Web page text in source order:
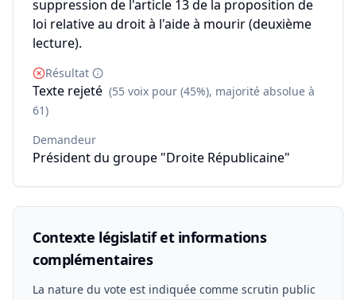
suppression de l'article 13 de la proposition de
loi relative au droit à l'aide à mourir (deuxième
lecture).
Résultat
Texte rejeté (55 voix pour (45%), majorité absolue à
61)
Demandeur
Président du groupe "Droite Républicaine"
Contexte législatif et informations
complémentaires
La nature du vote est indiquée comme scrutin public